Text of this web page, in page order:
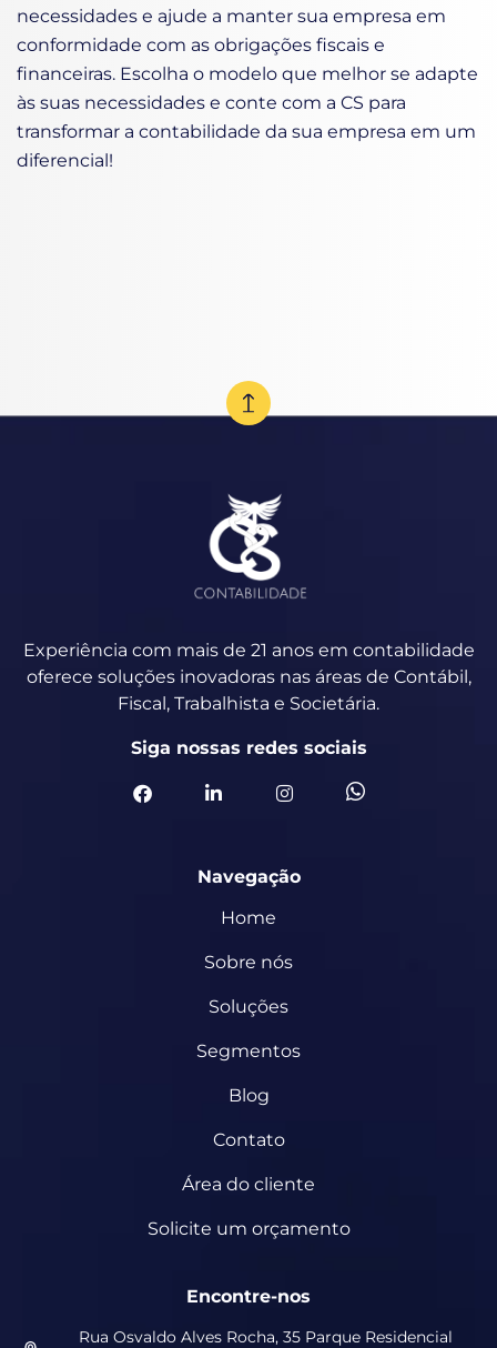
necessidades e ajude a manter sua empresa em
conformidade com as obrigações fiscais e
financeiras. Escolha o modelo que melhor se adapte
às suas necessidades e conte com a CS para
transformar a contabilidade da sua empresa em um
diferencial!
Experiência com mais de 21 anos em contabilidade
oferece soluções inovadoras nas áreas de Contábil,
Fiscal, Trabalhista e Societária.
Siga nossas redes sociais
Navegação
Home
Sobre nós
Soluções
Segmentos
Blog
Contato
Área do cliente
Solicite um orçamento
Encontre-nos
Rua Osvaldo Alves Rocha, 35 Parque Residencial